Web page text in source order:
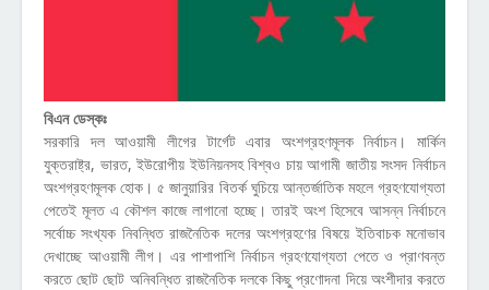
বিএন ডেস্কঃ
সরকারি দল আওয়ামী লীগের টার্গেট এবার অংশগ্রহণমূলক নির্বাচন। মার্কিন
যুক্তরাষ্ট্র, ভারত, ইউরোপীয় ইউনিয়নসহ বিশ্বও চায় আগামী জাতীয় সংসদ নির্বাচন
অংশগ্রহণমূলক হোক। ৫ জানুয়ারির বিতর্ক ঘুচিয়ে আন্তর্জাতিক মহলে গ্রহণযোগ্যতা
পেতেই মূলত এ কৌশল কাজে লাগানো হচ্ছে। তারই অংশ হিসেবে আসন্ন নির্বাচনে
সর্বোচ্চ সংখ্যক নিবন্ধিত রাজনৈতিক দলের অংশগ্রহণের বিষয়ে ইতিবাচক মনোভাব
দেখাচ্ছে আওয়ামী লীগ। এর পাশাপাশি নির্বাচন গ্রহণযোগ্যতা পেতে ও প্রাণবন্ত
করতে ছোট ছোট অনিবন্ধিত রাজনৈতিক দলকে কিছু প্রণোদনা দিয়ে অংশীদার করতে